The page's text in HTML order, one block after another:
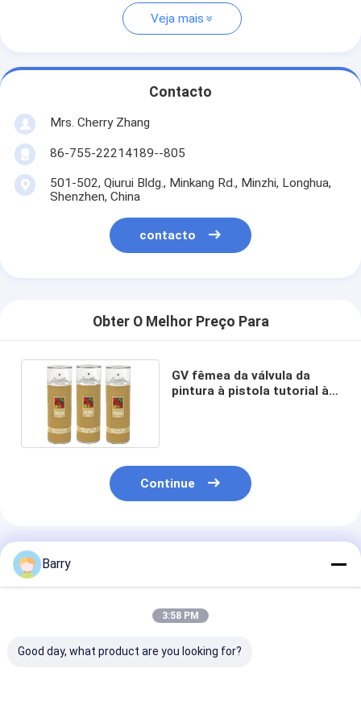
Veja mais
Contacto
Mrs. Cherry Zhang
86-755-22214189--805
501-502, Qiurui Bldg., Minkang Rd., Minzhi, Longhua,
Shenzhen, China
contacto
Obter O Melhor Preço Para
GV fêmea da válvula da
pintura à pistola tutorial à
Continue
Produtos Recomendados
Barry
3:58 PM
Good day, what product are you looking for?